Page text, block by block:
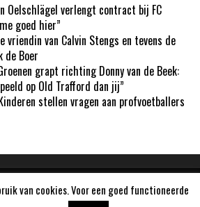
Oelschlägel verlengt contract bij FC
goed hier”
vriendin van Calvin Stengs en tevens de
de Boer
grapt richting Donny van de Beek:
op Old Trafford dan jij”
stellen vragen aan profvoetballers
doorWordPress
van cookies. Voor een goed functioneerde